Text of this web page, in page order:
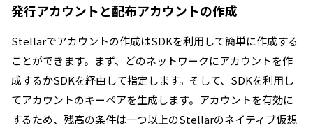
発行アカウントと配布アカウントの作成
Stellarでアカウントの作成はSDKを利用して簡単に作成する
ことができます。まず、どのネットワークにアカウントを作
成するかSDKを経由して指定します。そして、SDKを利用し
てアカウントのキーペアを生成します。アカウントを有効に
するため、残高の条件は一つ以上のStellarのネイティブ仮想